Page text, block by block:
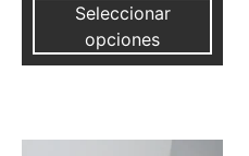
Seleccionar
opciones